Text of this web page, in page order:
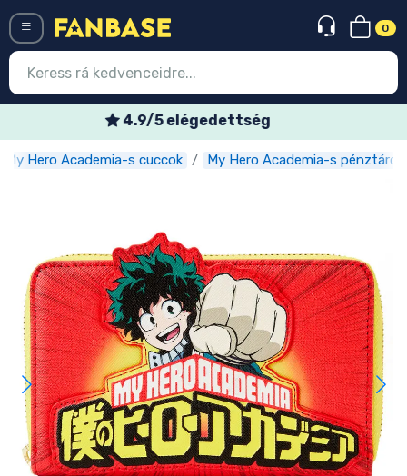
0
Heti akciós ajánlatok
My Hero Academia-s cuccok My Hero Academia-s
Belépés Regisztráció
Akciós ajánlatok
Express szállítás
Előrendelhető cuccok
Outlet cuccok
Ajándékkártya
Szállítás és fizetés